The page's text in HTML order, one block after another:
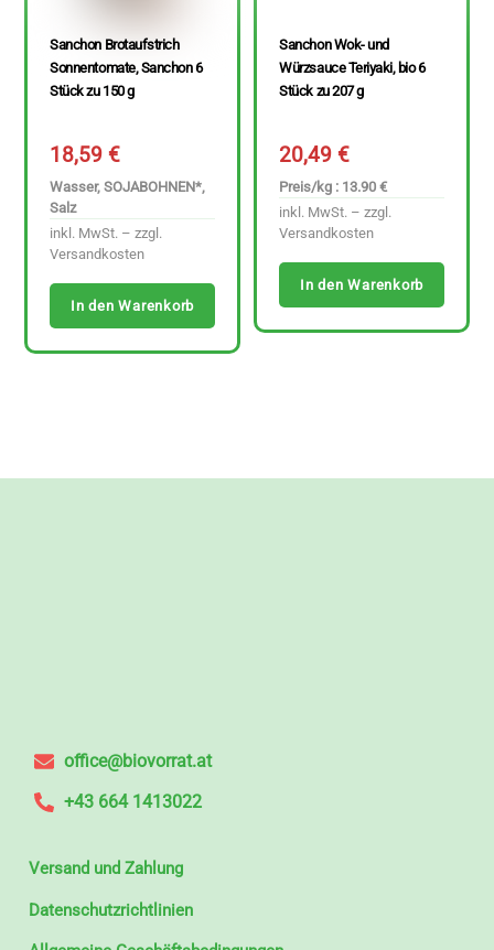
Sanchon Brotaufstrich
Sonnentomate, Sanchon 6
Stück zu 150 g
18,59€
Wasser, SOJABOHNEN*,
Salz
inkl. MwSt. – zzgl.
Versandkosten
In den Warenkorb
Sanchon Wok- und
Würzsauce Teriyaki, bio 6
Stück zu 207 g
20,49€
Preis/kg : 13.90 €
inkl. MwSt. – zzgl.
Versandkosten
In den Warenkorb
office@biovorrat.at
+43 664 1413022
Versand und Zahlung
Datenschutzrichtlinien